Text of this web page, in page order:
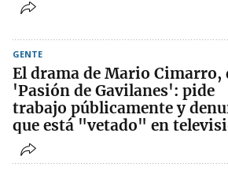
GENTE
El drama de Mario Cimarro,
'Pasión de Gavilanes': pide
trabajo públicamente y
que está "vetado" en